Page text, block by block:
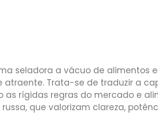
seladora a vácuo de alimentos
atraente. Trata-se de traduzir a
rígidas regras do mercado e
que valorizam clareza,